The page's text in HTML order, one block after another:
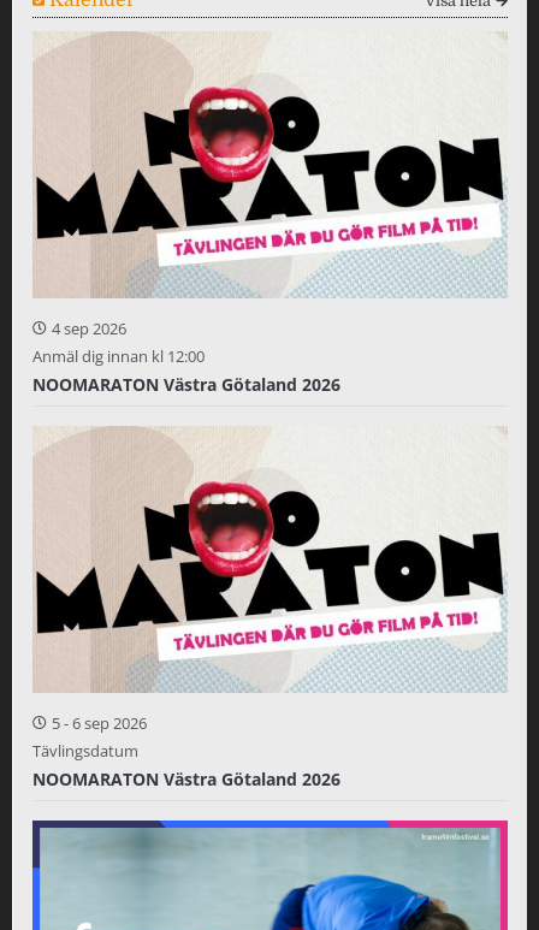
4 sep 2026
Anmäl dig innan kl 12:00
NOOMARATON Västra Götaland 2026
5-6 sep 2026
Tävlingsdatum
NOOMARATON Västra Götaland 2026